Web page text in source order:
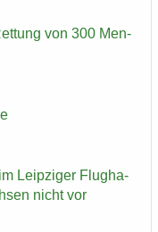
von 300 Men­
Leip­zi­ger Flug­ha­
nicht vor